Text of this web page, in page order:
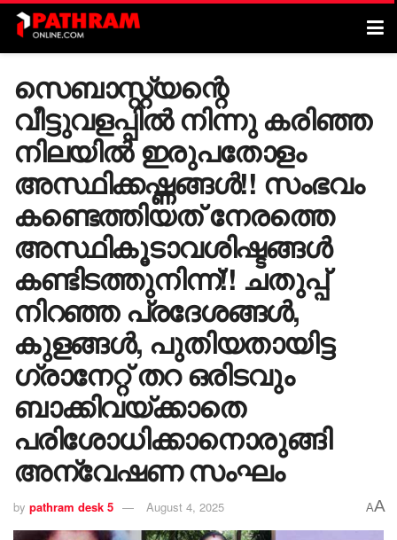
സെബാസ്റ്റ്യന്റെ
വീട്ടുവളപ്പിൽ നിന്നു കരിഞ്ഞ
നിലയിൽ ഇരുപതോളം
അസ്ഥിക്കഷ്ണങ്ങൾ!! സംഭവം
കണ്ടെത്തിയത് നേരത്തെ
അസ്ഥികൂടാവശിഷ്ടങ്ങൾ
കണ്ടിടത്തുനിന്ന്!! ചതുപ്പ്
നിറഞ്ഞ പ്രദേശങ്ങൾ,
കുളങ്ങൾ, പുതിയതായിട്ട ​
ഗ്രാനേറ്റ് തറ ഒരിടവും
ബാക്കിവയ്ക്കാതെ
പരിശോധിക്കാനൊരുങ്ങി
അന്വേഷണ സംഘം
by pathram desk 5 August 4, 2025 AA